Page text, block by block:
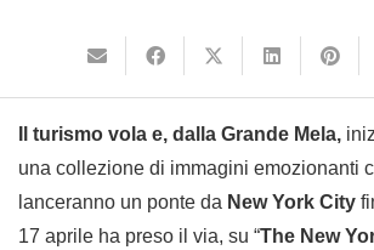
Il turismo vola e, dalla Grande Mela,
una collezione di immagini emozionanti
lanceranno un ponte da New York City
17 aprile ha preso il via, su “The New